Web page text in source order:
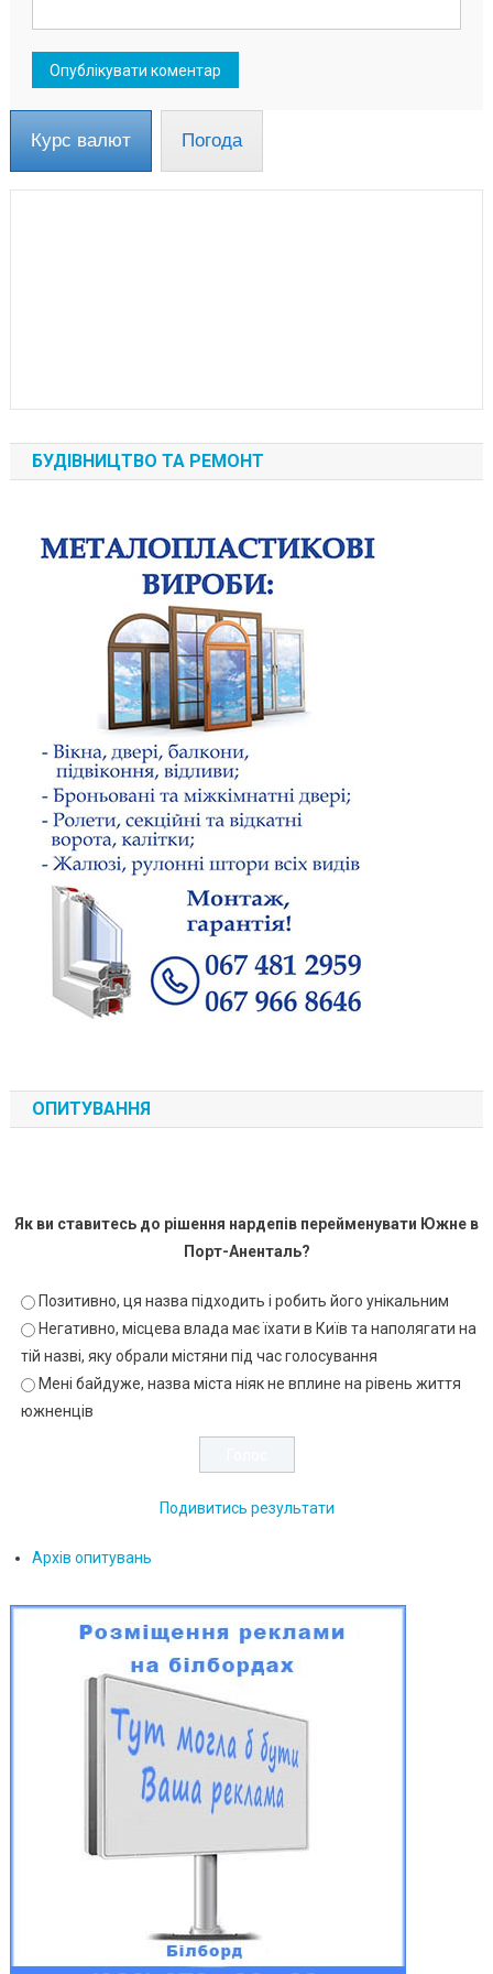
Курс валют Погода
БУДІВНИЦТВО ТА РЕМОНТ
ОПИТУВАННЯ
Як ви ставитесь до рішення нардепів перейменувати Южне в
Порт-Аненталь?
Позитивно, ця назва підходить і робить його унікальним
Негативно, місцева влада має їхати в Київ та наполягати на
тій назві, яку обрали містяни під час голосування
Мені байдуже, назва міста ніяк не вплине на рівень життя
южненців
Подивитись результати
Архів опитувань